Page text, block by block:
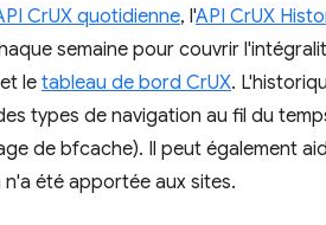
CrUX quotidienne, l'API CrUX
semaine pour couvrir
et le tableau de bord CrUX.
types de navigation au fil du
de bfcache). Il peut également
été apportée aux sites.